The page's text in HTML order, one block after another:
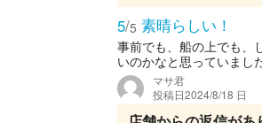
5/5 素晴らしい！
事前でも、船の上でも、
いのかなと思っていまし
マサ君
投稿日2024/8/18 日